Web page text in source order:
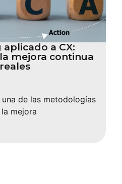
a CX:
mejora continua
de las metodologías
mejora